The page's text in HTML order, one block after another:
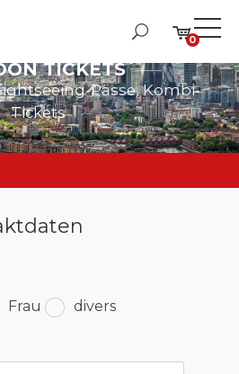
0
TICKETS
Pässe, Kombi-
Tickets
Frau divers